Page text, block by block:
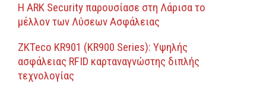
Η ARK Security παρουσίασε στη Λάρισα το
μέλλον των Λύσεων Ασφάλειας
ZKTeco KR901 (KR900 Series): Υψηλής
ασφάλειας RFID καρταναγνώστης διπλής
τεχνολογίας